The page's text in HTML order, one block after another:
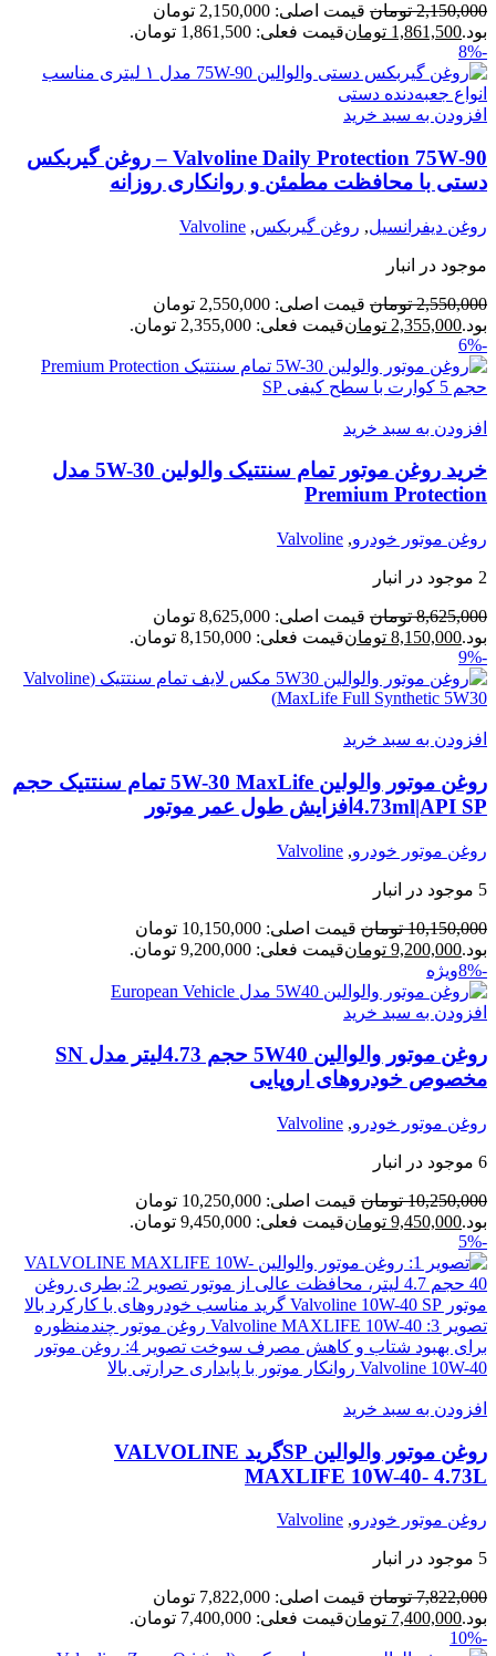
2,150,000 تومان
قیمت اصلی: 2,150,000 تومان
بود.1,861,500 تومانقیمت فعلی: 1,861,500 تومان.
-8%
افزودن به سبد خرید
Valvoline Daily Protection 75W‑90 – روغن گیربکس
دستی با محافظت مطمئن و روانکاری روزانه
روغن دیفرانسیل, روغن گیربکس,
Valvoline
موجود در انبار
2,550,000 تومان
قیمت اصلی: 2,550,000 تومان
بود.2,355,000 تومانقیمت فعلی: 2,355,000 تومان.
-6%
افزودن به سبد خرید
خرید روغن موتور تمام سنتتیک والولین 5W-30 مدل
Premium Protection
روغن موتور خودرو,
Valvoline
2 موجود در انبار
8,625,000 تومان
قیمت اصلی: 8,625,000 تومان
بود.8,150,000 تومانقیمت فعلی: 8,150,000 تومان.
-9%
افزودن به سبد خرید
روغن موتور والولین 5W-30 MaxLife تمام سنتتیک حجم
4.73ml|API SPافزایش طول عمر موتور
روغن موتور خودرو,
Valvoline
5 موجود در انبار
10,150,000 تومان
قیمت اصلی: 10,150,000 تومان
بود.9,200,000 تومانقیمت فعلی: 9,200,000 تومان.
-8%
ویژه
افزودن به سبد خرید
روغن موتور والوالین 5W40 حجم 4.73لیتر مدل SN
مخصوص خودروهای اروپایی
روغن موتور خودرو,
Valvoline
6 موجود در انبار
10,250,000 تومان
قیمت اصلی: 10,250,000 تومان
بود.9,450,000 تومانقیمت فعلی: 9,450,000 تومان.
-5%
افزودن به سبد خرید
روغن موتور والوالین SPگرید VALVOLINE
MAXLIFE 10W-40- 4.73L
روغن موتور خودرو,
Valvoline
5 موجود در انبار
7,822,000 تومان
قیمت اصلی: 7,822,000 تومان
بود.7,400,000 تومانقیمت فعلی: 7,400,000 تومان.
-10%